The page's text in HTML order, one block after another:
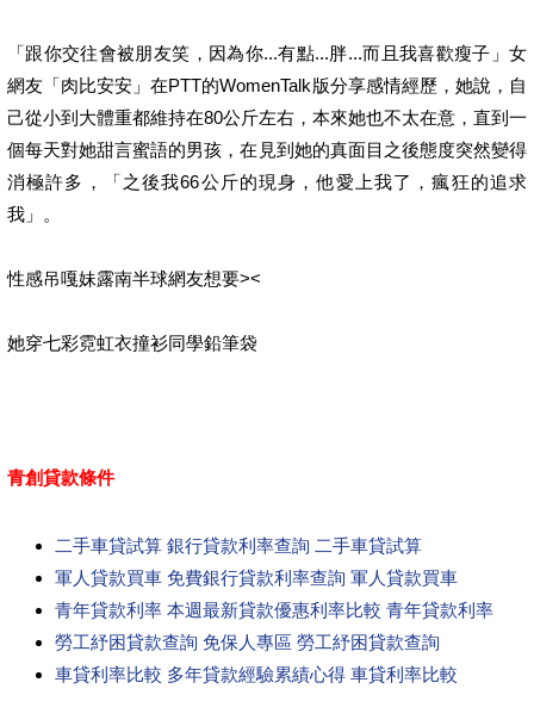
「跟你交往會被朋友笑，因為你...有點...胖...而且我喜歡瘦子」女
網友「肉比安安」在PTT的WomenTalk版分享感情經歷，她說，自
己從小到大體重都維持在80公斤左右，本來她也不太在意，直到一
個每天對她甜言蜜語的男孩，在見到她的真面目之後態度突然變得
消極許多，「之後我66公斤的現身，他愛上我了，瘋狂的追求
我」。
性感吊嘎妹露南半球網友想要><
她穿七彩霓虹衣撞衫同學鉛筆袋
青創貸款條件
二手車貸試算 銀行貸款利率查詢 二手車貸試算
軍人貸款買車 免費銀行貸款利率查詢 軍人貸款買車
青年貸款利率 本週最新貸款優惠利率比較 青年貸款利率
勞工紓困貸款查詢 免保人專區 勞工紓困貸款查詢
車貸利率比較 多年貸款經驗累績心得 車貸利率比較